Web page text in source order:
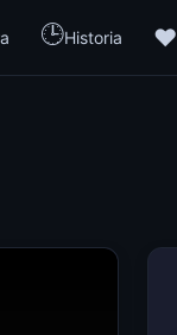
🕒Historia ❤️